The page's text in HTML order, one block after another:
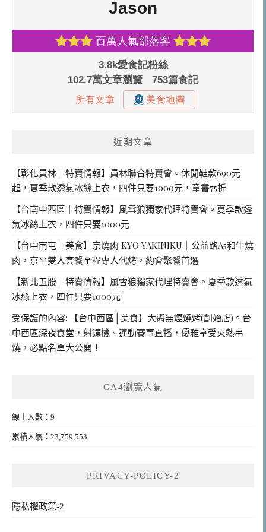
近期文章
【彰化員林｜特賣情報】員林聯合特賣會。休閒鞋款690元
起，夏季款透氣冰絲上衣，四件只要1000元，童書75折
【台南中西區｜特賣情報】風雪狼獨家代理特賣會。夏季款透
氣冰絲上衣，四件只要1000元
【台中南屯｜美食】京燒肉 KYO YAKINIKU｜公益路A5和牛燒
肉，京平雙人套餐全程專人代烤，約會聚餐首選
【新北五股｜特賣情報】風雪狼獨家代理特賣會。夏季款透氣
冰絲上衣，四件只要1000元
受保護的內容: 【台中西區│美食】大醬無煙燒烤(創始店)。台
中西區深夜食堂，射鏢機、運動賽事直播，優雅享受火熱串
燒，必點名單大公開！
GA4瀏覽人氣
線上人數：9
累積人氣：23,759,553
PRIVACY-POLICY-2
隱私權政策-2